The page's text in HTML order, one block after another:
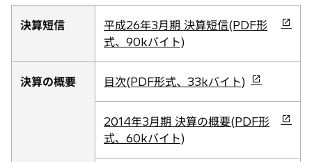
決算短信
平成26年3月期 決算短信(PDF形
式、90kバイト)
新
し
い
タ
ブ
開
く
決算の概要 目次(PDF形式、33kバイト)
新
し
い
タ
ブ
2014年3月期 決算の概要(PDF形
式、60kバイト)
新
し
い